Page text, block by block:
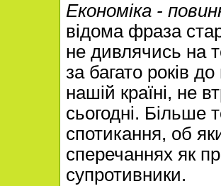
Економіка -
відома фраза
не дивлячись на
за багато років
нашій країні, не
сьогодні. Більше
спотикання, об
сперечаннях як
супротивники.